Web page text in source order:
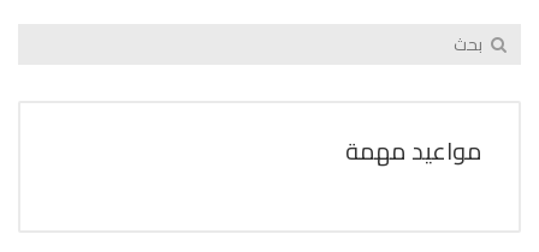
مواعيد مهمة